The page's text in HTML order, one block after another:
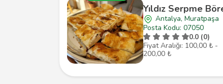
Yıldız Serpme
Antalya, Muratpaşa
Posta Kodu: 07050
0.0 (0)
Fiyat Aralığı: 100,00 ₺ -
200,00 ₺